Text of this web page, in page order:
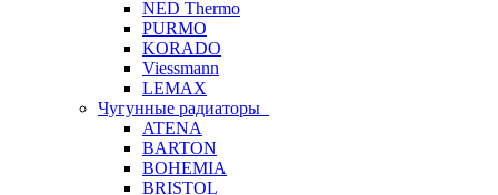
NED Thermo
PURMO
KORADO
Viessmann
LEMAX
Чугунные радиаторы
ATENA
BARTON
BOHEMIA
BRISTOL